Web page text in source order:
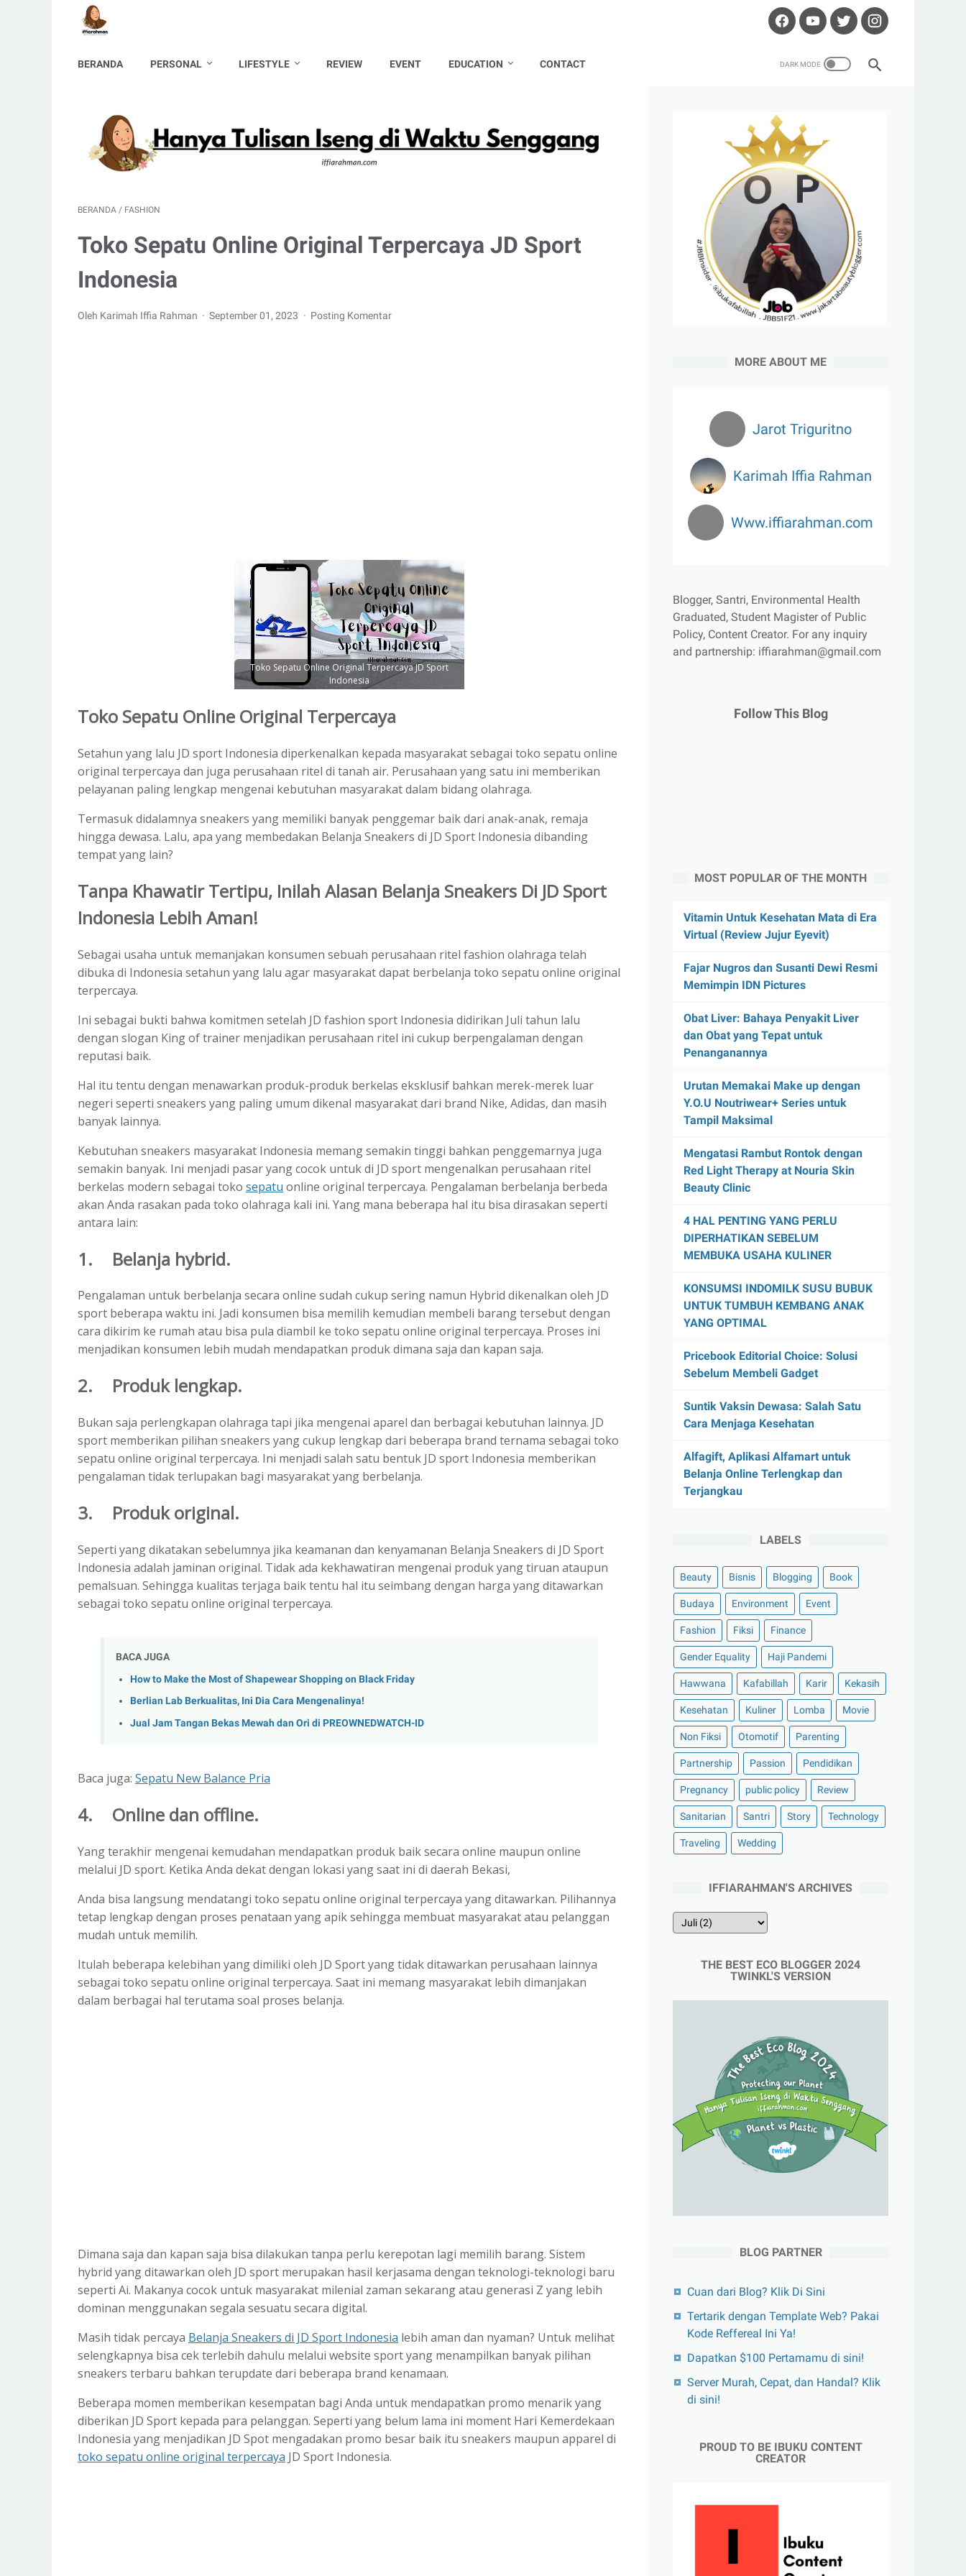
BERANDA PERSONAL LIFESTYLE REVIEW EVENT EDUCATION CONTACT
BERANDA / FASHION
Toko Sepatu Online Original Terpercaya JD Sport
Indonesia
Oleh Karimah Iffia Rahman September 01, 2023 Posting Komentar
Toko Sepatu Online Original Terpercaya JD Sport
Indonesia
Toko Sepatu Online Original Terpercaya
Setahun yang lalu JD sport Indonesia diperkenalkan kepada masyarakat sebagai toko sepatu online
original terpercaya dan juga perusahaan ritel di tanah air. Perusahaan yang satu ini memberikan
pelayanan paling lengkap mengenai kebutuhan masyarakat dalam bidang olahraga.
Termasuk didalamnya sneakers yang memiliki banyak penggemar baik dari anak-anak, remaja
hingga dewasa. Lalu, apa yang membedakan Belanja Sneakers di JD Sport Indonesia dibanding
tempat yang lain?
Tanpa Khawatir Tertipu, Inilah Alasan Belanja Sneakers Di JD Sport
Indonesia Lebih Aman!
Sebagai usaha untuk memanjakan konsumen sebuah perusahaan ritel fashion olahraga telah
dibuka di Indonesia setahun yang lalu agar masyarakat dapat berbelanja toko sepatu online original
terpercaya.
Ini sebagai bukti bahwa komitmen setelah JD fashion sport Indonesia didirikan Juli tahun lalu
dengan slogan King of trainer menjadikan perusahaan ritel ini cukup berpengalaman dengan
reputasi baik.
Hal itu tentu dengan menawarkan produk-produk berkelas eksklusif bahkan merek-merek luar
negeri seperti sneakers yang paling umum dikenal masyarakat dari brand Nike, Adidas, dan masih
banyak lainnya.
Kebutuhan sneakers masyarakat Indonesia memang semakin tinggi bahkan penggemarnya juga
semakin banyak. Ini menjadi pasar yang cocok untuk di JD sport mengenalkan perusahaan ritel
berkelas modern sebagai toko sepatu online original terpercaya. Pengalaman berbelanja berbeda
akan Anda rasakan pada toko olahraga kali ini. Yang mana beberapa hal itu bisa dirasakan seperti
antara lain:
1. Belanja hybrid.
Pengalaman untuk berbelanja secara online sudah cukup sering namun Hybrid dikenalkan oleh JD
sport beberapa waktu ini. Jadi konsumen bisa memilih kemudian membeli barang tersebut dengan
cara dikirim ke rumah atau bisa pula diambil ke toko sepatu online original terpercaya. Proses ini
menjadikan konsumen lebih mudah mendapatkan produk dimana saja dan kapan saja.
2. Produk lengkap.
Bukan saja perlengkapan olahraga tapi jika mengenai aparel dan berbagai kebutuhan lainnya. JD
sport memberikan pilihan sneakers yang cukup lengkap dari beberapa brand ternama sebagai toko
sepatu online original terpercaya. Ini menjadi salah satu bentuk JD sport Indonesia memberikan
pengalaman tidak terlupakan bagi masyarakat yang berbelanja.
3. Produk original.
Seperti yang dikatakan sebelumnya jika keamanan dan kenyamanan Belanja Sneakers di JD Sport
Indonesia adalah jaminan original. Tidak ada kekhawatiran mengenai produk yang tiruan ataupun
pemalsuan. Sehingga kualitas terjaga baik tentu hal itu seimbang dengan harga yang ditawarkan
sebagai toko sepatu online original terpercaya.
BACA JUGA
How to Make the Most of Shapewear Shopping on Black Friday
Berlian Lab Berkualitas, Ini Dia Cara Mengenalinya!
Jual Jam Tangan Bekas Mewah dan Ori di PREOWNEDWATCH-ID
Baca juga: Sepatu New Balance Pria
4. Online dan offline.
Yang terakhir mengenai kemudahan mendapatkan produk baik secara online maupun online
melalui JD sport. Ketika Anda dekat dengan lokasi yang saat ini di daerah Bekasi,
Anda bisa langsung mendatangi toko sepatu online original terpercaya yang ditawarkan. Pilihannya
tetap lengkap dengan proses penataan yang apik sehingga membuat masyarakat atau pelanggan
mudah untuk memilih.
Itulah beberapa kelebihan yang dimiliki oleh JD Sport yang tidak ditawarkan perusahaan lainnya
sebagai toko sepatu online original terpercaya. Saat ini memang masyarakat lebih dimanjakan
dalam berbagai hal terutama soal proses belanja.
Dimana saja dan kapan saja bisa dilakukan tanpa perlu kerepotan lagi memilih barang. Sistem
hybrid yang ditawarkan oleh JD sport merupakan hasil kerjasama dengan teknologi-teknologi baru
seperti Ai. Makanya cocok untuk masyarakat milenial zaman sekarang atau generasi Z yang lebih
dominan menggunakan segala sesuatu secara digital.
Masih tidak percaya Belanja Sneakers di JD Sport Indonesia lebih aman dan nyaman? Untuk melihat
selengkapnya bisa cek terlebih dahulu melalui website sport yang menampilkan banyak pilihan
sneakers terbaru bahkan terupdate dari beberapa brand kenamaan.
Beberapa momen memberikan kesempatan bagi Anda untuk mendapatkan promo menarik yang
diberikan JD Sport kepada para pelanggan. Seperti yang belum lama ini moment Hari Kemerdekaan
Indonesia yang menjadikan JD Spot mengadakan promo besar baik itu sneakers maupun apparel di
toko sepatu online original terpercaya JD Sport Indonesia.
MORE ABOUT ME
Jarot Triguritno
Karimah Iffia Rahman
Www.iffiarahman.com
Blogger, Santri, Environmental Health
Graduated, Student Magister of Public
Policy, Content Creator. For any inquiry
and partnership: iffiarahman@gmail.com
Follow This Blog
MOST POPULAR OF THE MONTH
Vitamin Untuk Kesehatan Mata di Era
Virtual (Review Jujur Eyevit)
Fajar Nugros dan Susanti Dewi Resmi
Memimpin IDN Pictures
Obat Liver: Bahaya Penyakit Liver
dan Obat yang Tepat untuk
Penanganannya
Urutan Memakai Make up dengan
Y.O.U Noutriwear+ Series untuk
Tampil Maksimal
Mengatasi Rambut Rontok dengan
Red Light Therapy at Nouria Skin
Beauty Clinic
4 HAL PENTING YANG PERLU
DIPERHATIKAN SEBELUM
MEMBUKA USAHA KULINER
KONSUMSI INDOMILK SUSU BUBUK
UNTUK TUMBUH KEMBANG ANAK
YANG OPTIMAL
Pricebook Editorial Choice: Solusi
Sebelum Membeli Gadget
Suntik Vaksin Dewasa: Salah Satu
Cara Menjaga Kesehatan
Alfagift, Aplikasi Alfamart untuk
Belanja Online Terlengkap dan
Terjangkau
LABELS
Beauty Bisnis Blogging Book
Budaya Environment Event
Fashion Fiksi Finance
Gender Equality Haji Pandemi
Hawwana Kafabillah Karir Kekasih
Kesehatan Kuliner Lomba Movie
Non Fiksi Otomotif Parenting
Partnership Passion Pendidikan
Pregnancy public policy Review
Sanitarian Santri Story Technology
Traveling Wedding
IFFIARAHMAN'S ARCHIVES
THE BEST ECO BLOGGER 2024
TWINKL'S VERSION
BLOG PARTNER
Cuan dari Blog? Klik Di Sini
Tertarik dengan Template Web? Pakai
Kode Reffereal Ini Ya!
Dapatkan $100 Pertamamu di sini!
Server Murah, Cepat, dan Handal? Klik
di sini!
PROUD TO BE IBUKU CONTENT
CREATOR